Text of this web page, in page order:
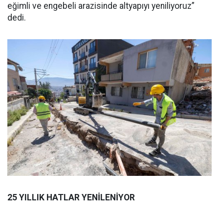
eğimli ve engebeli arazisinde altyapıyı yeniliyoruz”
dedi.
25 YILLIK HATLAR YENİLENİYOR